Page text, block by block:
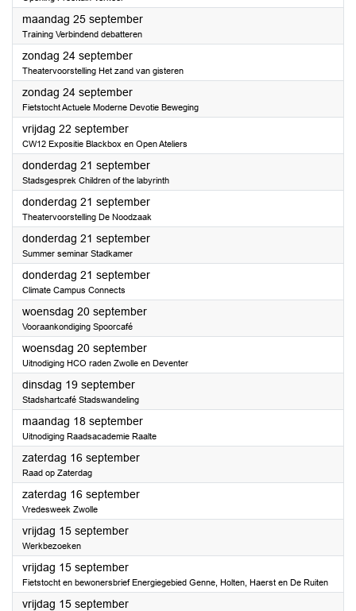
maandag 25 september2023
Training Verbindend debatteren
zondag 24 september2023
Theatervoorstelling Het zand van gisteren
zondag 24 september2023
Fietstocht Actuele Moderne Devotie Beweging
vrijdag 22 september2023
CW12 Expositie Blackbox en Open Ateliers
donderdag 21 september2023
Stadsgesprek Children of the labyrinth
donderdag 21 september2023
Theatervoorstelling De Noodzaak
donderdag 21 september2023
Summer seminar Stadkamer
donderdag 21 september2023
Climate Campus Connects
woensdag 20 september2023
Vooraankondiging Spoorcafé
woensdag 20 september2023
Uitnodiging HCO raden Zwolle en Deventer
dinsdag 19 september2023
Stadshartcafé Stadswandeling
maandag 18 september2023
Uitnodiging Raadsacademie Raalte
zaterdag 16 september2023
Raad op Zaterdag
zaterdag 16 september2023
Vredesweek Zwolle
vrijdag 15 september2023
Werkbezoeken
vrijdag 15 september2023
Fietstocht en bewonersbrief Energiegebied Genne, Holten, Haerst en De Ruiten
vrijdag 15 september2023